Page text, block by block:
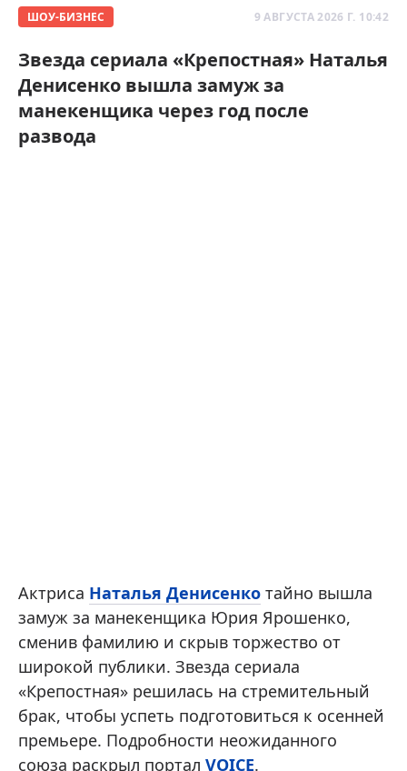
ШОУ-БИЗНЕС 9 АВГУСТА 2026 Г. 10:42
Звезда сериала «Крепостная» Наталья
Денисенко вышла замуж за
манекенщика через год после
развода
Актриса Наталья Денисенко тайно вышла
замуж за манекенщика Юрия Ярошенко,
сменив фамилию и скрыв торжество от
широкой публики. Звезда сериала
«Крепостная» решилась на стремительный
брак, чтобы успеть подготовиться к осенней
премьере. Подробности неожиданного
союза раскрыл портал VOICE.